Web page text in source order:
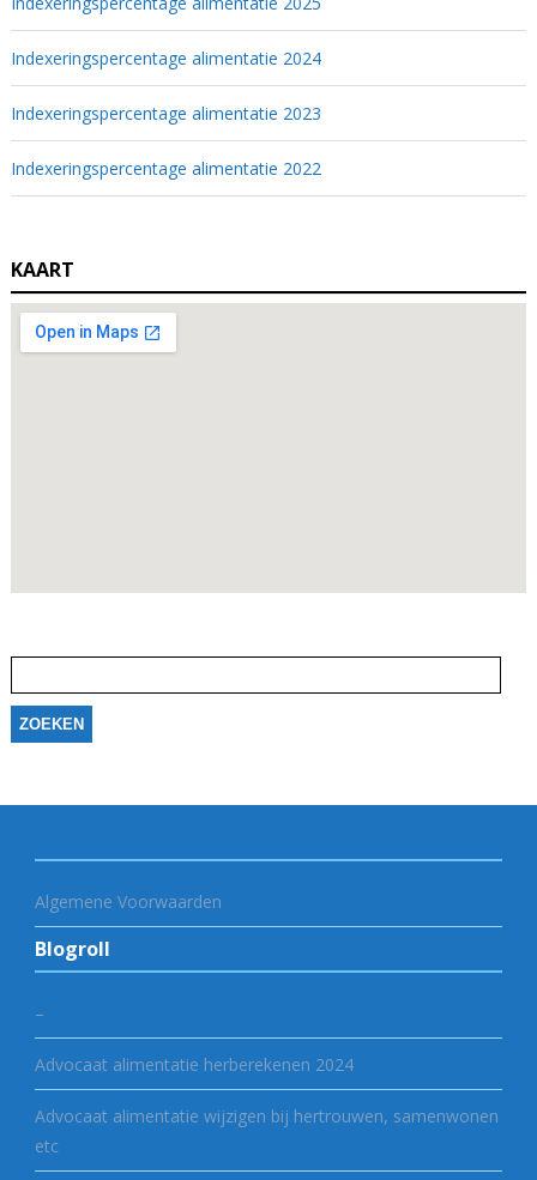
Indexeringspercentage alimentatie 2024
Indexeringspercentage alimentatie 2023
Indexeringspercentage alimentatie 2022
KAART
naar:
Algemene Voorwaarden
Blogroll
–
Advocaat alimentatie herberekenen 2024
Advocaat alimentatie wijzigen bij hertrouwen, samenwonen
etc